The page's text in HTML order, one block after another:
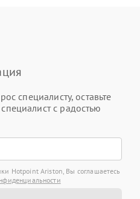
специалисту, оставьте
с радостью
Hotpoint Ariston, Вы соглашаетесь